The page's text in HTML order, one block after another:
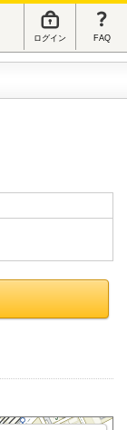
ログイン FAQ